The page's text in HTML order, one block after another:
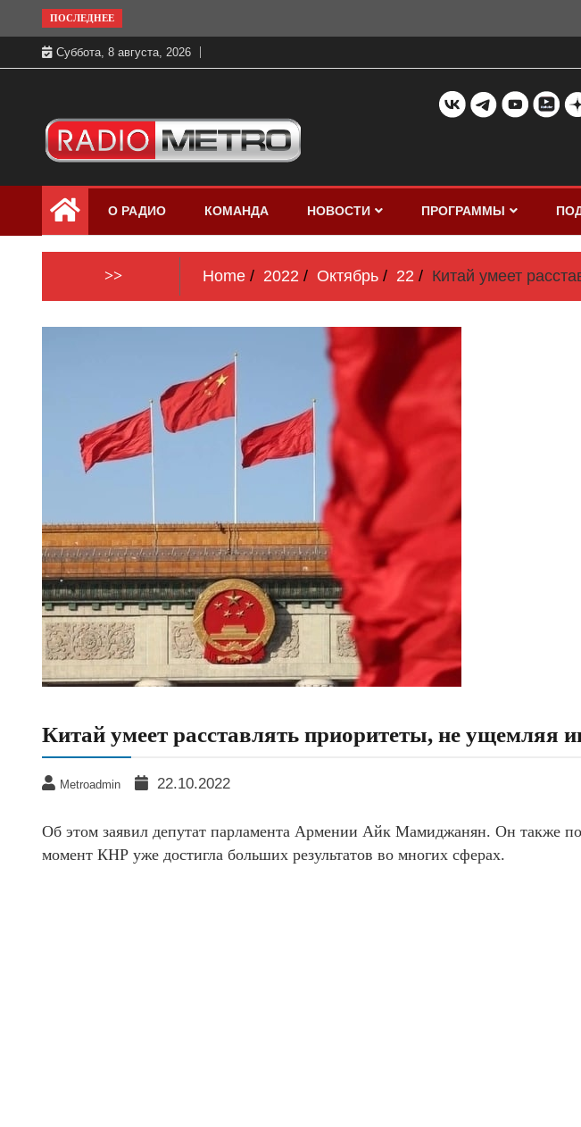
to
content
ПОСЛЕДНЕЕ
Суббота, 8 августа, 2026
Радио МЕТРО
бесплатно в хорошем качестве Санкт-
Петербург и Россия
О РАДИО КОМАНДА НОВОСТИ ПРОГРАММЫ
>> Home 2022 Октябрь 22 Китай умеет
Китай умеет расставлять приоритеты, не ущемляя
Metroadmin 22.10.2022
Об этом заявил депутат парламента Армении Айк Мамиджанян. Он также
момент КНР уже достигла больших результатов во многих сферах.